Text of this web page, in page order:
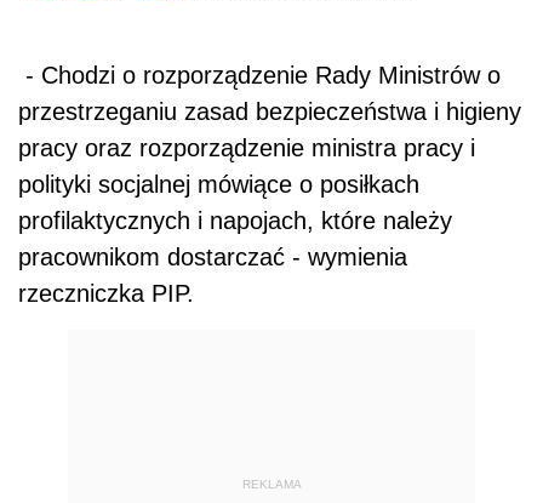
- Chodzi o rozporządzenie Rady Ministrów o
przestrzeganiu zasad bezpieczeństwa i higieny
pracy oraz rozporządzenie ministra pracy i
polityki socjalnej mówiące o posiłkach
profilaktycznych i napojach, które należy
pracownikom dostarczać - wymienia
rzeczniczka PIP.
REKLAMA